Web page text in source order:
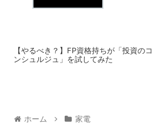
【やるべき？】FP資格持ちが「投資のコ
ンシュルジュ」を試してみた
ホーム 家電